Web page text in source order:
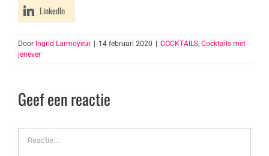
LinkedIn
Door Ingrid Larmoyeur 14 februari 2020 COCKTAILS, Cocktails met
jenever
Geef een reactie